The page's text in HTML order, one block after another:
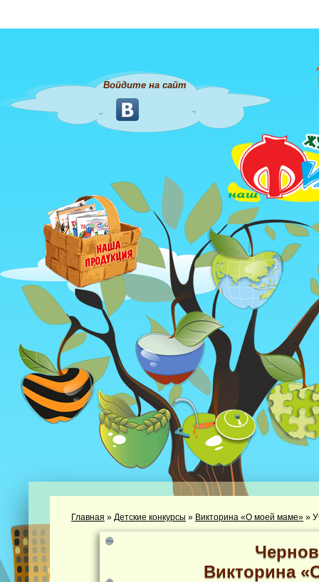
Войдите на сайт
Главная » Детские конкурсы » Викторина «О моей маме» »
Викторина